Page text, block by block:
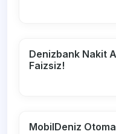
Denizbank Nakit
Faizsiz!
MobilDeniz